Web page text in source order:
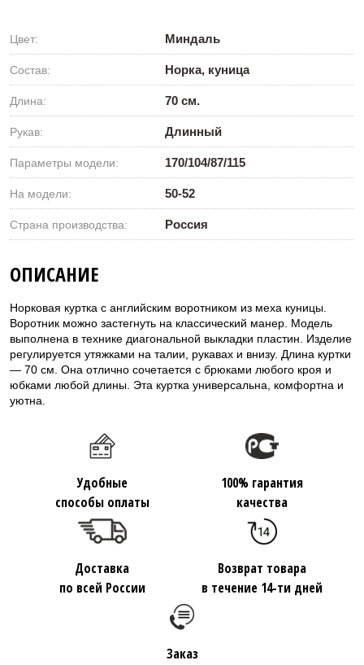
Цвет: Миндаль
Состав: Норка, куница
Длина: 70 см.
Рукав: Длинный
Параметры модели: 170/104/87/115
На модели: 50-52
Страна производства: Россия
ОПИСАНИЕ
Норковая куртка с английским воротником из меха куницы.
Воротник можно застегнуть на классический манер. Модель
выполнена в технике диагональной выкладки пластин. Изделие
регулируется утяжками на талии, рукавах и внизу. Длина куртки
— 70 см. Она отлично сочетается с брюками любого кроя и
юбками любой длины. Эта куртка универсальна, комфортна и
уютна.
Удобные
способы оплаты
100% гарантия
качества
Доставка
по всей России
Возврат товара
в течение 14-ти дней
Заказ